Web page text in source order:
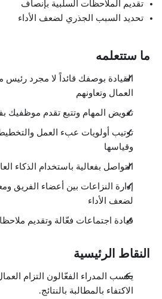
تقديم الملاحظات السلبية بإنصاف
تحديد السبب الجذري لضعف الأداء
ما ستتعلمه
القيادة بوصفك قائداً لا مجرد
العمال وتعاونهم
تفويض المهام وتتبع تقدم موظفيك
ترتيب أولويات عبء العمل
وقياسها
التواصل بفعالية باستخدام الذكاء
إدارة النزاعات بين أعضاء الفريق
لضعف الأداء
قيادة اجتماعات فعّالة وتقديم
النقاط الرئيسية
يكسب المدراء الفعّالون التزام
الاكتفاء بالمطالبة بالنتائج.